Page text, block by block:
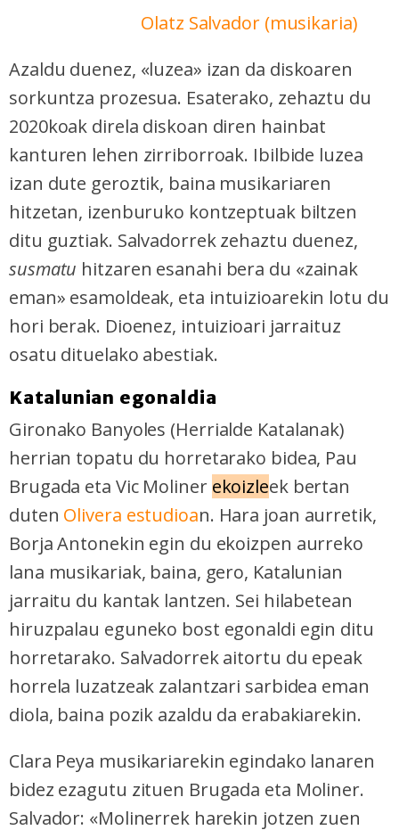
Olatz Salvador (musikaria)
Azaldu duenez, «luzea» izan da diskoaren
sorkuntza prozesua. Esaterako, zehaztu du
2020koak direla diskoan diren hainbat
kanturen lehen zirriborroak. Ibilbide luzea
izan dute geroztik, baina musikariaren
hitzetan, izenburuko kontzeptuak biltzen
ditu guztiak. Salvadorrek zehaztu duenez,
susmatu hitzaren esanahi bera du «zainak
eman» esamoldeak, eta intuizioarekin lotu du
hori berak. Dioenez, intuizioari jarraituz
osatu dituelako abestiak.
Katalunian egonaldia
Gironako Banyoles (Herrialde Katalanak)
herrian topatu du horretarako bidea, Pau
Brugada eta Vic Moliner ekoizleek bertan
duten Olivera estudioan. Hara joan aurretik,
Borja Antonekin egin du ekoizpen aurreko
lana musikariak, baina, gero, Katalunian
jarraitu du kantak lantzen. Sei hilabetean
hiruzpalau eguneko bost egonaldi egin ditu
horretarako. Salvadorrek aitortu du epeak
horrela luzatzeak zalantzari sarbidea eman
diola, baina pozik azaldu da erabakiarekin.
Clara Peya musikariarekin egindako lanaren
bidez ezagutu zituen Brugada eta Moliner.
Salvador: «Molinerrek harekin jotzen zuen